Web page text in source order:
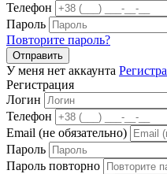
Телефон
Пароль
Повторите пароль?
Отправить
У меня нет аккаунта
Регистрация
Логин
Телефон
Email (не обязательно)
Пароль
Пароль повторно